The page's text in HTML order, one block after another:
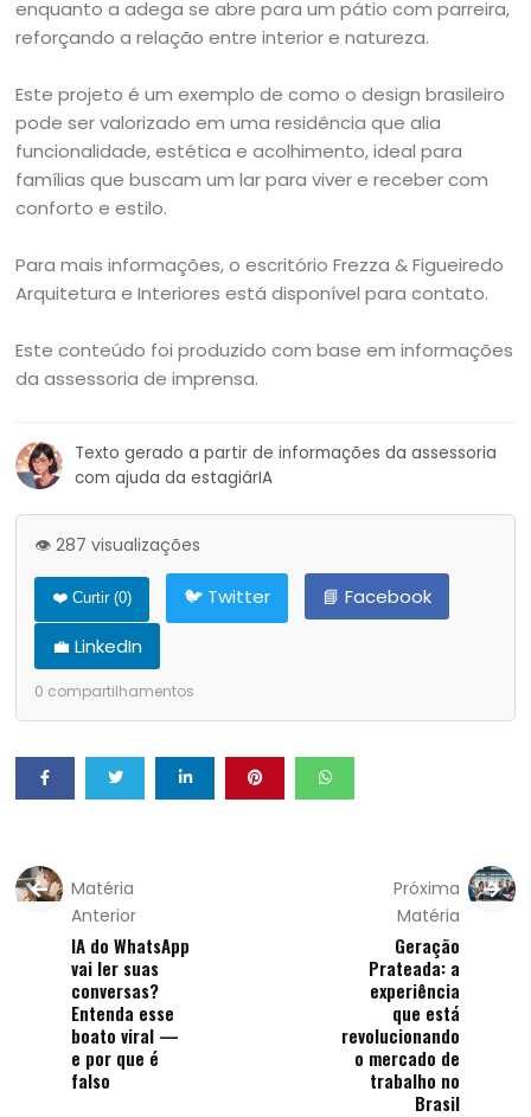
enquanto a adega se abre para um pátio com parreira,
reforçando a relação entre interior e natureza.
Este projeto é um exemplo de como o design brasileiro
pode ser valorizado em uma residência que alia
funcionalidade, estética e acolhimento, ideal para
famílias que buscam um lar para viver e receber com
conforto e estilo.
Para mais informações, o escritório Frezza & Figueiredo
Arquitetura e Interiores está disponível para contato.
Este conteúdo foi produzido com base em informações
da assessoria de imprensa.
Texto gerado a partir de informações da assessoria
com ajuda da estagiárIA
👁️ 287 visualizações
❤️ Curtir (0) 🐦 Twitter
📘 Facebook
💼 LinkedIn
0 compartilhamentos
Matéria
Anterior
IA do WhatsApp
vai ler suas
conversas?
Entenda esse
boato viral —
e por que é
falso
Próxima
Matéria
Geração
Prateada: a
experiência
que está
revolucionando
o mercado de
trabalho no
Brasil